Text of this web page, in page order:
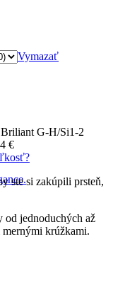
Vymazať
Briliant G-H/Si1-2
€
ste si zakúpili prsteň,
od jednoduchých až
mernými krúžkami.